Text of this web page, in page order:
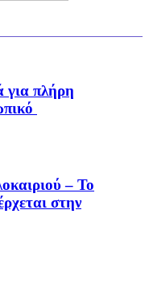
πλήρη
– Το
στην